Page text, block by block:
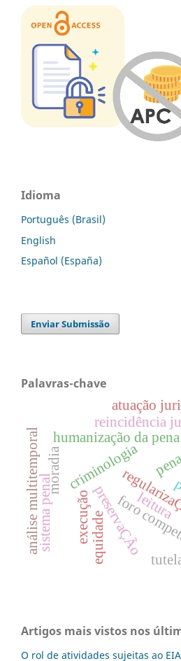
Idioma
Português (Brasil)
English
Español (España)
Enviar Submissão
Palavras-chave
preservaÇÃo
criminologia
leitura
humanização da pena
moradia
execução foro
sistema penal equidade
reincidência
análise multitemporal
atuação
Artigos mais vistos nos
O rol de atividades sujeitas ao